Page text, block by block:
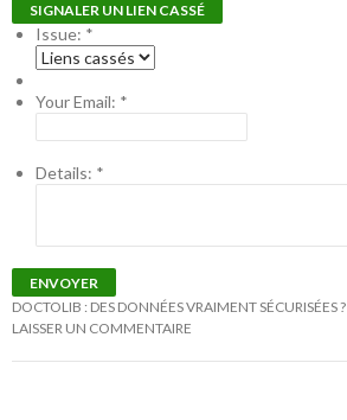
SIGNALER UN LIEN CASSÉ
Issue: *
Your Email: *
Details: *
ENVOYER
DOCTOLIB : DES DONNÉES VRAIMENT SÉCURISÉES ?
LAISSER UN COMMENTAIRE